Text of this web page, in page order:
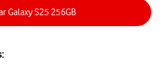
Galaxy S25 256GB